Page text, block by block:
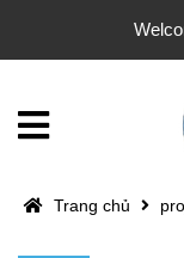
Trang chủ